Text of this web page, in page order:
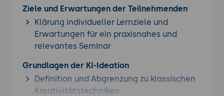
Ziele und Erwartungen der Teilnehmenden
Klärung individueller Lernziele und
Erwartungen für ein praxisnahes und
relevantes Seminar
Grundlagen der KI-Ideation
Definition und Abgrenzung zu klassischen
Kreativitätstechniken